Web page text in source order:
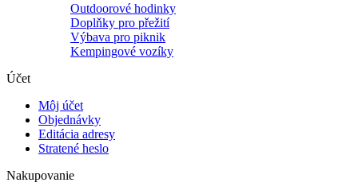
Outdoorové hodinky
Doplňky pro přežití
Výbava pro piknik
Kempingové vozíky
Účet
Môj účet
Objednávky
Editácia adresy
Stratené heslo
Nakupovanie